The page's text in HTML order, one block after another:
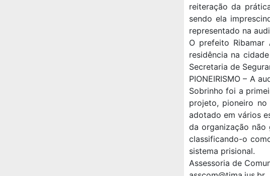
reiteração da
sendo ela
representado na
O prefeito
residência na
Secretaria de
PIONEIRISMO – A
Sobrinho foi a
projeto, pioneiro
adotado em vários
da organização não
classificando-o
sistema prisional.
Assessoria de